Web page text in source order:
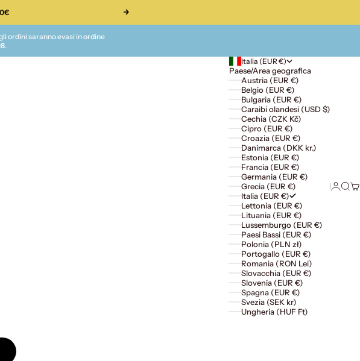
Successivo
ordini saranno evasi in ordine
.
Italia (EUR €)
Paese/Area geografica
Austria (EUR €)
Belgio (EUR €)
Bulgaria (EUR €)
Caraibi olandesi (USD $)
Cechia (CZK Kč)
Cipro (EUR €)
Croazia (EUR €)
Danimarca (DKK kr.)
Estonia (EUR €)
Francia (EUR €)
Germania (EUR €)
Grecia (EUR €)
Italia (EUR €)
Lettonia (EUR €)
Lituania (EUR €)
Lussemburgo (EUR €)
Paesi Bassi (EUR €)
Polonia (PLN zł)
Portogallo (EUR €)
Romania (RON Lei)
Slovacchia (EUR €)
Slovenia (EUR €)
Spagna (EUR €)
Svezia (SEK kr)
Ungheria (HUF Ft)
Accedi